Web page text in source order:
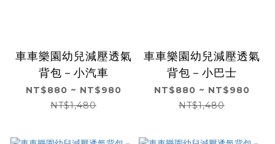
車車樂園幼兒減壓透氣
背包－小汽車
NT$880 ~ NT$980
NT$1,480
車車樂園幼兒減壓透氣
背包－小巴士
NT$880 ~ NT$980
NT$1,480